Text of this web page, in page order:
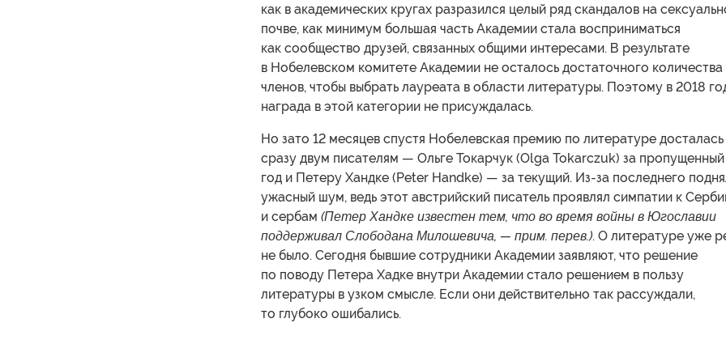
как в академических кругах разразился целый ряд скандалов на
почве, как минимум большая часть Академии стала восприниматься
как сообщество друзей, связанных общими интересами. В результате
в Нобелевском комитете Академии не осталось достаточного количества
членов, чтобы выбрать лауреата в области литературы. Поэтому в 2018
награда в этой категории не присуждалась.
Но зато 12 месяцев спустя Нобелевская премию по литературе досталась
сразу двум писателям — Ольге Токарчук (Olga Tokarczuk) за пропущенный
год и Петеру Хандке (Peter Handke) — за текущий. Из-за последнего
ужасный шум, ведь этот австрийский писатель проявлял симпатии к
и сербам (Петер Хандке известен тем, что во время войны в Югославии
поддерживал Слободана Милошевича, — прим. перев.). О литературе уже
не было. Сегодня бывшие сотрудники Академии заявляют, что решение
по поводу Петера Хадке внутри Академии стало решением в пользу
литературы в узком смысле. Если они действительно так рассуждали,
то глубоко ошибались.